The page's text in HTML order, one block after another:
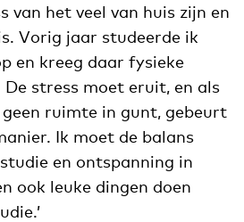
van het veel van huis zijn en
Vorig jaar studeerde ik
en kreeg daar fysieke
De stress moet eruit, en als
ruimte in gunt, gebeurt
Ik moet de balans
en ontspanning in
ook leuke dingen doen